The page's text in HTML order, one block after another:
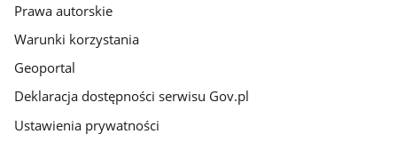
Prawa autorskie
Warunki korzystania
Geoportal
Deklaracja dostępności serwisu Gov.pl
Ustawienia prywatności